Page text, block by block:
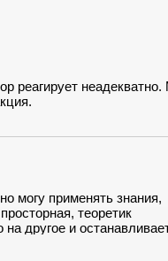
реагирует
могу применять знания,
теоретик
другое и